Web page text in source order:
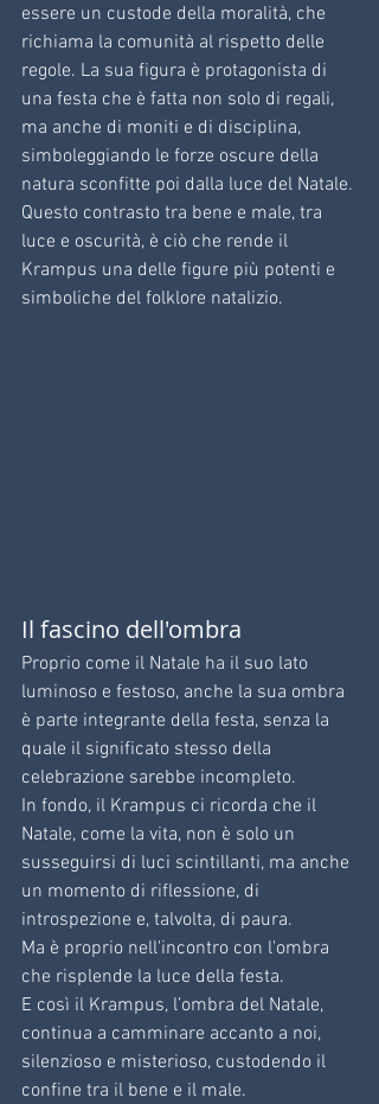
essere un custode della moralità, che
richiama la comunità al rispetto delle
regole. La sua figura è protagonista di
una festa che è fatta non solo di regali,
ma anche di moniti e di disciplina,
simboleggiando le forze oscure della
natura sconfitte poi dalla luce del Natale.
Questo contrasto tra bene e male, tra
luce e oscurità, è ciò che rende il
Krampus una delle figure più potenti e
simboliche del folklore natalizio.
Il fascino dell'ombra
Proprio come il Natale ha il suo lato
luminoso e festoso, anche la sua ombra
è parte integrante della festa, senza la
quale il significato stesso della
celebrazione sarebbe incompleto.
In fondo, il Krampus ci ricorda che il
Natale, come la vita, non è solo un
susseguirsi di luci scintillanti, ma anche
un momento di riflessione, di
introspezione e, talvolta, di paura.
Ma è proprio nell'incontro con l'ombra
che risplende la luce della festa.
E così il Krampus, l’ombra del Natale,
continua a camminare accanto a noi,
silenzioso e misterioso, custodendo il
confine tra il bene e il male.